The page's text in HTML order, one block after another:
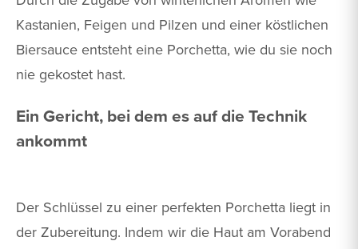
Kastanien, Feigen und Pilzen und einer köstlichen
Biersauce entsteht eine Porchetta, wie du sie noch
nie gekostet hast.
Ein Gericht, bei dem es auf die Technik
ankommt
Der Schlüssel zu einer perfekten Porchetta liegt in
der Zubereitung. Indem wir die Haut am Vorabend